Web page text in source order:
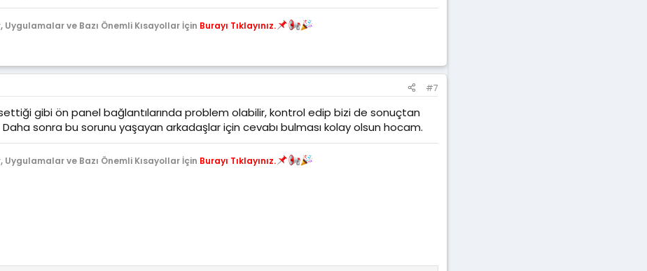
Uygulamalar ve Bazı Önemli Kısayollar İçin Burayı Tıklayınız.
#7
gibi ön panel bağlantılarında problem olabilir, kontrol edip bizi de sonuçtan
sonra bu sorunu yaşayan arkadaşlar için cevabı bulması kolay olsun hocam.
Uygulamalar ve Bazı Önemli Kısayollar İçin Burayı Tıklayınız.